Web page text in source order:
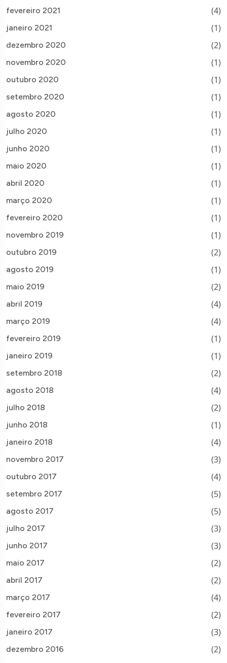
fevereiro 2021 (4)
janeiro 2021 (1)
dezembro 2020 (2)
novembro 2020 (1)
outubro 2020 (1)
setembro 2020 (1)
agosto 2020 (1)
julho 2020 (1)
junho 2020 (1)
maio 2020 (1)
abril 2020 (1)
março 2020 (1)
fevereiro 2020 (1)
novembro 2019 (1)
outubro 2019 (2)
agosto 2019 (1)
maio 2019 (2)
abril 2019 (4)
março 2019 (4)
fevereiro 2019 (1)
janeiro 2019 (1)
setembro 2018 (2)
agosto 2018 (4)
julho 2018 (2)
junho 2018 (1)
janeiro 2018 (4)
novembro 2017 (3)
outubro 2017 (4)
setembro 2017 (5)
agosto 2017 (5)
julho 2017 (3)
junho 2017 (3)
maio 2017 (2)
abril 2017 (2)
março 2017 (4)
fevereiro 2017 (2)
janeiro 2017 (3)
dezembro 2016 (2)